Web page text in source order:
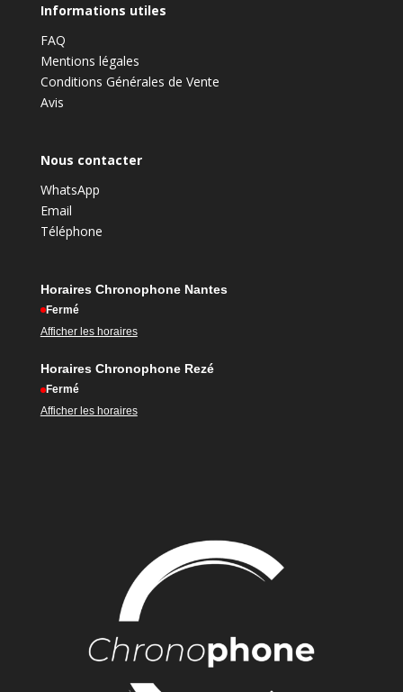
Informations utiles
FAQ
Mentions légales
Conditions Générales de Vente
Avis
Nous contacter
WhatsApp
Email
Téléphone
Horaires Chronophone Nantes
Fermé
Afficher les horaires
Horaires Chronophone Rezé
Fermé
Afficher les horaires